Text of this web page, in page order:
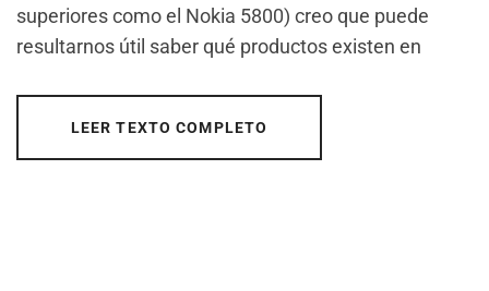
superiores como el Nokia 5800) creo que puede
resultarnos útil saber qué productos existen en
LEER TEXTO COMPLETO